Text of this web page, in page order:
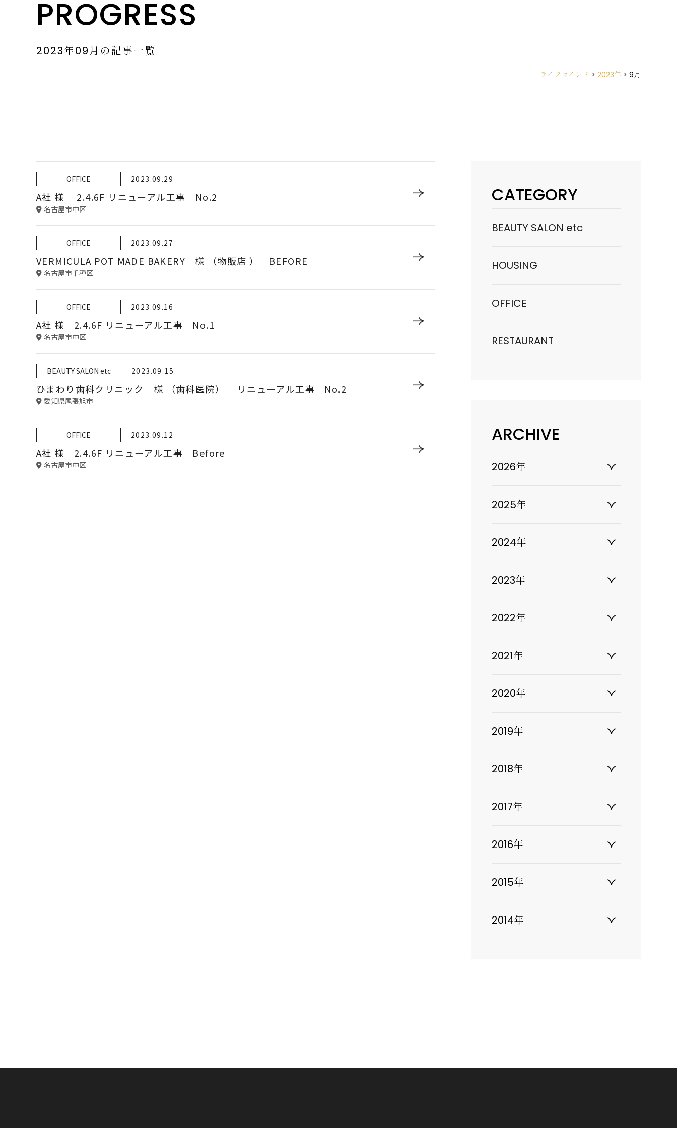
PROGRESS
2023年09月の記事一覧
ライフマインド > 2023年 > 9月
OFFICE 2023.09.29
A社 様 2.4.6F リニューアル工事 No.2
名古屋市中区
OFFICE 2023.09.27
VERMICULA POT MADE BAKERY 様 （物販店 ） BEFORE
名古屋市千種区
OFFICE 2023.09.16
A社 様 2.4.6F リニューアル工事 No.1
名古屋市中区
BEAUTY SALON etc 2023.09.15
ひまわり歯科クリニック 様 （歯科医院） リニューアル工事 No.2
愛知県尾張旭市
OFFICE 2023.09.12
A社 様 2.4.6F リニューアル工事 Before
名古屋市中区
CATEGORY
BEAUTY SALON etc
HOUSING
OFFICE
RESTAURANT
ARCHIVE
2026年
2025年
2024年
2023年
2022年
2021年
2020年
2019年
2018年
2017年
2016年
2015年
2014年